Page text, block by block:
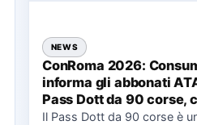
NEWS
ConRoma 2026:
informa gli abbonati
Pass Dott da 90 corse,
cosa spetta in caso di
Il Pass Dott da 90 corse è